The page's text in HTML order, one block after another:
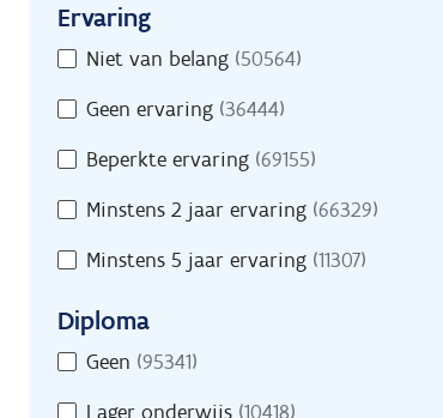
Ervaring
ErvaringNiet van belang (50564)
Geen ervaring (36444)
Beperkte ervaring (69155)
Minstens 2 jaar ervaring (66329)
Minstens 5 jaar ervaring (11307)
Diploma
Diploma
Geen (95341)
Lager onderwijs (10418)